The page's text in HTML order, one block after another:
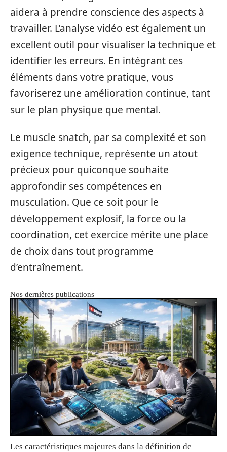
aidera à prendre conscience des aspects à
travailler. L’analyse vidéo est également un
excellent outil pour visualiser la technique et
identifier les erreurs. En intégrant ces
éléments dans votre pratique, vous
favoriserez une amélioration continue, tant
sur le plan physique que mental.
Le muscle snatch, par sa complexité et son
exigence technique, représente un atout
précieux pour quiconque souhaite
approfondir ses compétences en
musculation. Que ce soit pour le
développement explosif, la force ou la
coordination, cet exercice mérite une place
de choix dans tout programme
d’entraînement.
Nos dernières publications
Les caractéristiques majeures dans la définition de